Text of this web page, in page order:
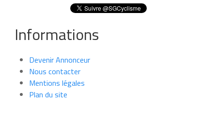
Informations
Devenir Annonceur
Nous contacter
Mentions légales
Plan du site